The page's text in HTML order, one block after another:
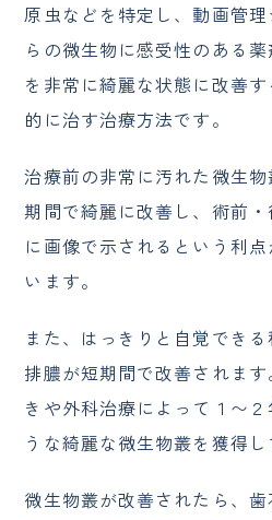
原虫などを特定し、動画管
らの微生物に感受性のある
を非常に綺麗な状態に改善
的に治す治療方法です。
治療前の非常に汚れた微生
期間で綺麗に改善し、術前
に画像で示されるという利
います。
また、はっきりと自覚でき
排膿が短期間で改善されま
きや外科治療によって１〜
うな綺麗な微生物叢を獲得し
微生物叢が改善されたら、